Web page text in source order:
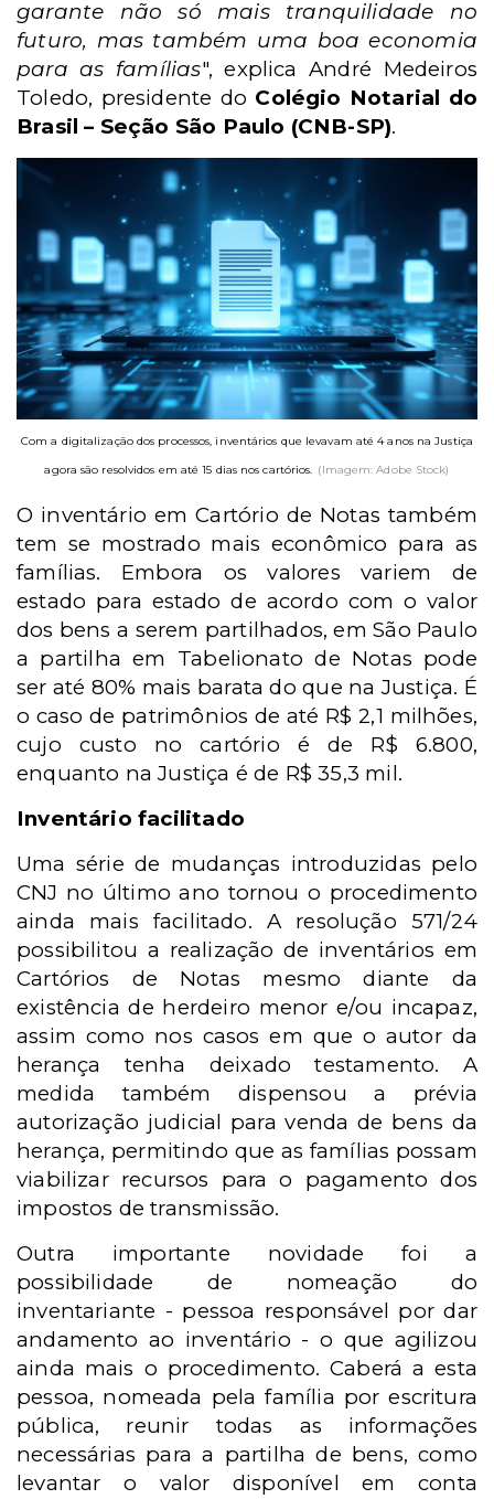
garante não só mais tranquilidade no
futuro, mas também uma boa economia
para as famílias", explica André Medeiros
Toledo, presidente do Colégio Notarial do
Brasil – Seção São Paulo (CNB-SP).
Com a digitalização dos processos, inventários que levavam até 4 anos na Justiça
agora são resolvidos em até 15 dias nos cartórios. (Imagem: Adobe Stock)
O inventário em Cartório de Notas também
tem se mostrado mais econômico para as
famílias. Embora os valores variem de
estado para estado de acordo com o valor
dos bens a serem partilhados, em São Paulo
a partilha em Tabelionato de Notas pode
ser até 80% mais barata do que na Justiça. É
o caso de patrimônios de até R$ 2,1 milhões,
cujo custo no cartório é de R$ 6.800,
enquanto na Justiça é de R$ 35,3 mil.
Inventário facilitado
Uma série de mudanças introduzidas pelo
CNJ no último ano tornou o procedimento
ainda mais facilitado. A resolução 571/24
possibilitou a realização de inventários em
Cartórios de Notas mesmo diante da
existência de herdeiro menor e/ou incapaz,
assim como nos casos em que o autor da
herança tenha deixado testamento. A
medida também dispensou a prévia
autorização judicial para venda de bens da
herança, permitindo que as famílias possam
viabilizar recursos para o pagamento dos
impostos de transmissão.
Outra importante novidade foi a
possibilidade de nomeação do
inventariante - pessoa responsável por dar
andamento ao inventário - o que agilizou
ainda mais o procedimento. Caberá a esta
pessoa, nomeada pela família por escritura
pública, reunir todas as informações
necessárias para a partilha de bens, como
levantar o valor disponível em conta